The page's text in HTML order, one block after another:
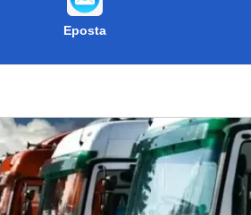
Eposta